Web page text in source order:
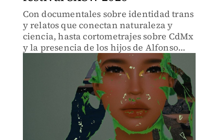
Con documentales sobre identidad trans
y relatos que conectan naturaleza y
ciencia, hasta cortometrajes sobre CdMx
y la presencia de los hijos de Alfonso
Cuarón, este grupo de creativos dejó su
marca en Austin.